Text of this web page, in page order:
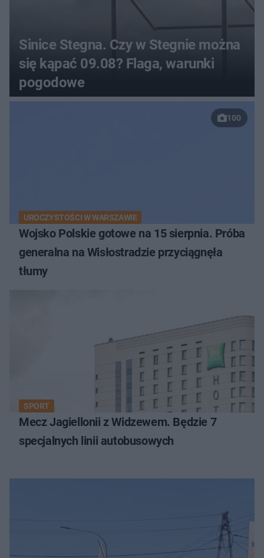
Sinice Stegna. Czy w Stegnie można
się kąpać 09.08? Flaga, warunki
pogodowe
100
UROCZYSTOŚCI W WARSZAWIE
Wojsko Polskie gotowe na 15 sierpnia. Próba
generalna na Wisłostradzie przyciągnęła
tłumy
SPORT
Mecz Jagiellonii z Widzewem. Będzie 7
specjalnych linii autobusowych